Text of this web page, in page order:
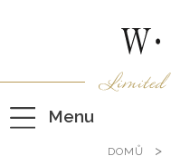
Menu
DOMŮ